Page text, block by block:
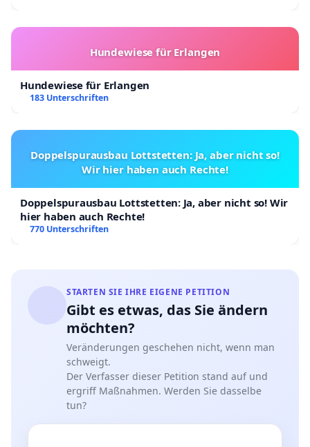
Hundewiese für Erlangen
Hundewiese für Erlangen
183 Unterschriften
Doppelspurausbau Lottstetten: Ja, aber nicht so!
Wir hier haben auch Rechte!
Doppelspurausbau Lottstetten: Ja, aber nicht so! Wir
hier haben auch Rechte!
770 Unterschriften
STARTEN SIE IHRE EIGENE PETITION
Gibt es etwas, das Sie ändern
möchten?
Veränderungen geschehen nicht, wenn man
schweigt.
Der Verfasser dieser Petition stand auf und
ergriff Maßnahmen. Werden Sie dasselbe
tun?